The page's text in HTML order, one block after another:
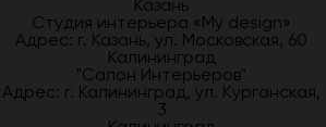
Казань
Студия интерьера «My design»
Адрес: г. Казань, ул. Московская, 60
Калининград
"Салон Интерьеров"
Адрес: г. Калининград, ул. Курганская,
3